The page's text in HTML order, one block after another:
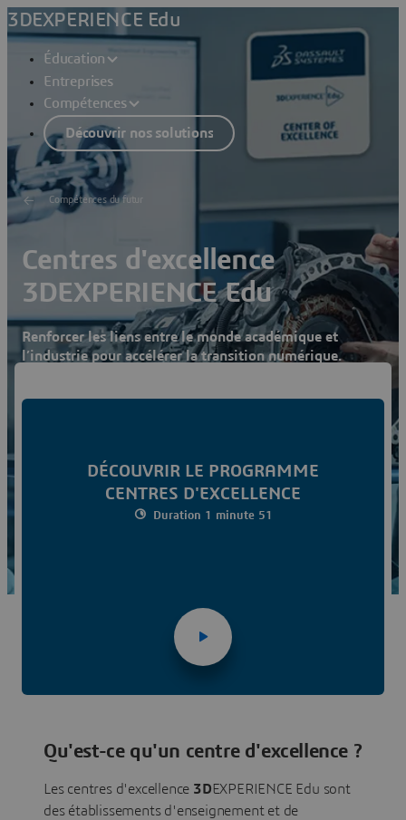
3DEXPERIENCE Edu
Éducation
Entreprises
Compétences
Découvrir nos solutions
Compétences du futur
Centres d'excellence
3DEXPERIENCE Edu
Renforcer les liens entre le monde académique et
l’industrie pour accélérer la transition numérique.
DÉCOUVRIR LE PROGRAMME
CENTRES D'EXCELLENCE
Duration 1 minute 51
Qu'est-ce qu'un centre d'excellence ?
Les centres d'excellence 3DEXPERIENCE Edu sont
des établissements d'enseignement et de